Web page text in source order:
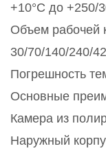
+10°C до +250/
Объем рабочей
30/70/140/240/
Погрешность
Основные
Камера из
Наружный